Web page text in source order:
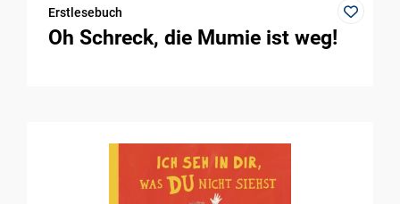
Erstlesebuch
Oh Schreck, die Mumie ist weg!